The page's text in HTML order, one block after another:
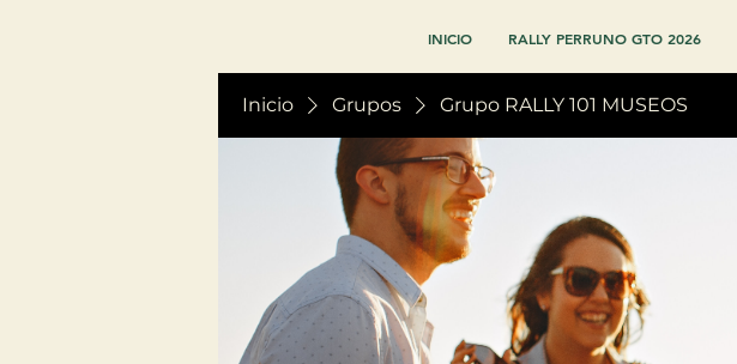
INICIO RALLY PERRUNO GTO 2026
Inicio Grupos Grupo RALLY 101 MUSEOS